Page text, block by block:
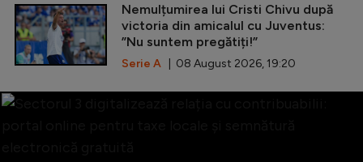
Nemulțumirea lui Cristi Chivu după
victoria din amicalul cu Juventus:
”Nu suntem pregătiți!”
Serie A | 08 August 2026, 19:20